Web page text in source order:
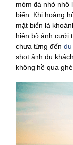
mỏm đá nhỏ nhô
biển. Khi hoàng
mặt biển là
hiện bộ ảnh cưới
chưa từng đến du
shot ảnh du
không hề qua